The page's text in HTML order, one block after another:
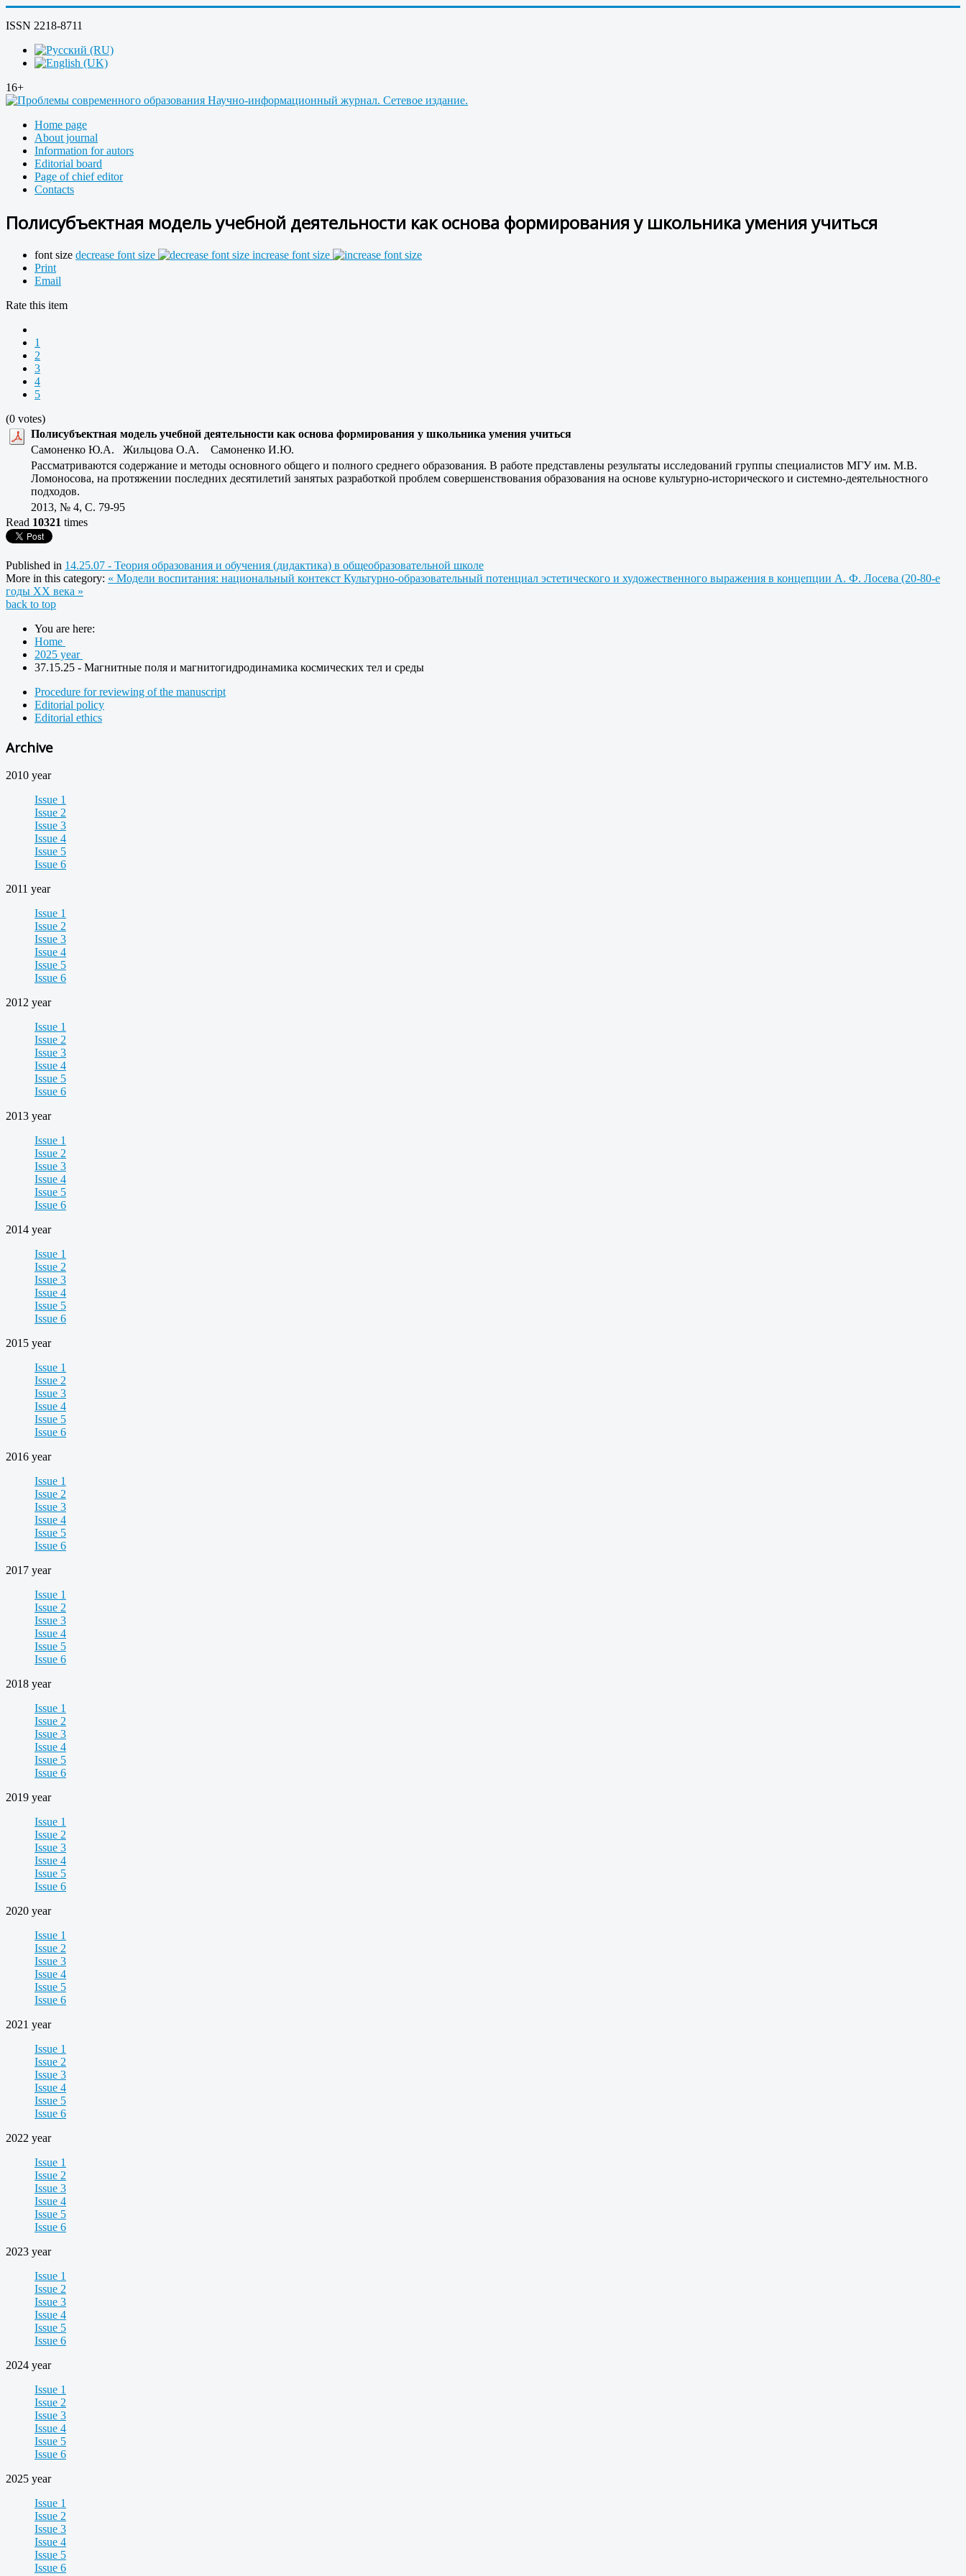
ISSN 2218-8711
16+
Home page
About journal
Information for autors
Editorial board
Page of chief editor
Contacts
Полисубъектная модель учебной деятельности как основа формирования у школьника умения учиться
font size decrease font size
increase font size
Print
Email
Rate this item
1
2
3
4
5
(0 votes)
Полисубъектная модель учебной деятельности как основа формирования у школьника умения учиться
Самоненко Ю.А. Жильцова О.А. Самоненко И.Ю.
Рассматриваются содержание и методы основного общего и полного среднего образования. В работе представлены результаты исследований группы специалистов МГУ им. М.В.
Ломоносова, на протяжении последних десятилетий занятых разработкой проблем совершенствования образования на основе культурно-исторического и системно-деятельностного
подходов.
2013, № 4, C. 79-95
Read 10321 times
Published in 14.25.07 - Теория образования и обучения (дидактика) в общеобразовательной школе
More in this category: « Модели воспитания: национальный контекст Культурно-образовательный потенциал эстетического и художественного выражения в концепции А. Ф. Лосева (20-80-е
годы XX века »
back to top
You are here:
Home
2025 year
37.15.25 - Магнитные поля и магнитогидродинамика космических тел и среды
Procedure for reviewing of the manuscript
Editorial policy
Editorial ethics
Archive
2010 year
Issue 1
Issue 2
Issue 3
Issue 4
Issue 5
Issue 6
2011 year
Issue 1
Issue 2
Issue 3
Issue 4
Issue 5
Issue 6
2012 year
Issue 1
Issue 2
Issue 3
Issue 4
Issue 5
Issue 6
2013 year
Issue 1
Issue 2
Issue 3
Issue 4
Issue 5
Issue 6
2014 year
Issue 1
Issue 2
Issue 3
Issue 4
Issue 5
Issue 6
2015 year
Issue 1
Issue 2
Issue 3
Issue 4
Issue 5
Issue 6
2016 year
Issue 1
Issue 2
Issue 3
Issue 4
Issue 5
Issue 6
2017 year
Issue 1
Issue 2
Issue 3
Issue 4
Issue 5
Issue 6
2018 year
Issue 1
Issue 2
Issue 3
Issue 4
Issue 5
Issue 6
2019 year
Issue 1
Issue 2
Issue 3
Issue 4
Issue 5
Issue 6
2020 year
Issue 1
Issue 2
Issue 3
Issue 4
Issue 5
Issue 6
2021 year
Issue 1
Issue 2
Issue 3
Issue 4
Issue 5
Issue 6
2022 year
Issue 1
Issue 2
Issue 3
Issue 4
Issue 5
Issue 6
2023 year
Issue 1
Issue 2
Issue 3
Issue 4
Issue 5
Issue 6
2024 year
Issue 1
Issue 2
Issue 3
Issue 4
Issue 5
Issue 6
2025 year
Issue 1
Issue 2
Issue 3
Issue 4
Issue 5
Issue 6